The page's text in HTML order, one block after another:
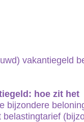
vakantiegeld
hoe zit het
bijzondere